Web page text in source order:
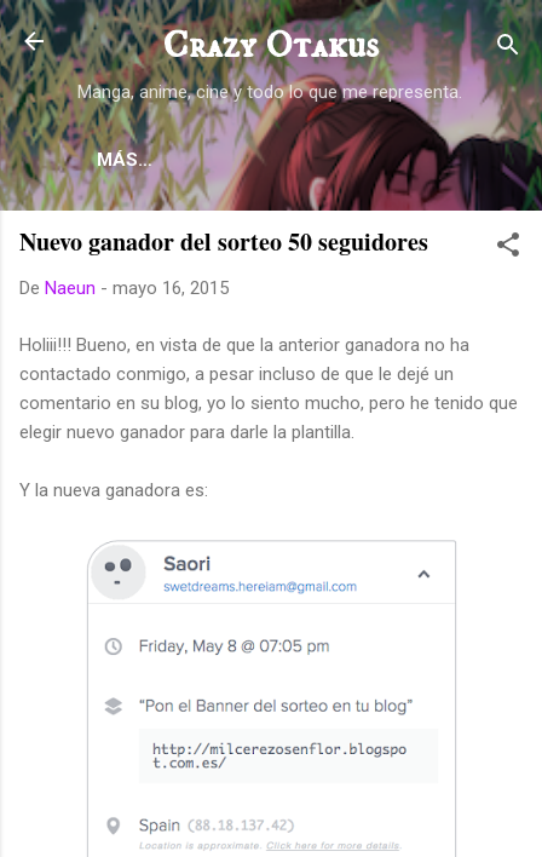
Ir al contenido principal
Crazy Otakus
Manga, anime, cine y todo lo que me representa.
MÁS…
Nuevo ganador del sorteo 50 seguidores
De Naeun - mayo 16, 2015
Holiii!!! Bueno, en vista de que la anterior ganadora no ha
contactado conmigo, a pesar incluso de que le dejé un
comentario en su blog, yo lo siento mucho, pero he tenido que
elegir nuevo ganador para darle la plantilla.
Y la nueva ganadora es: